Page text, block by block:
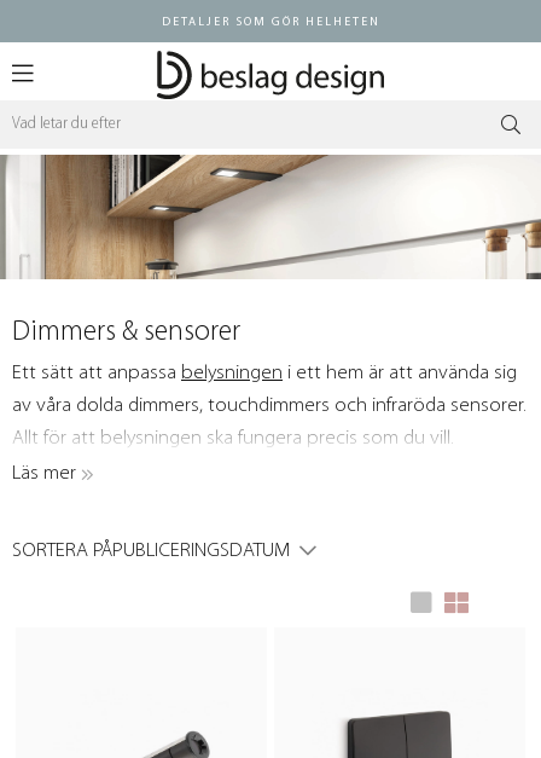
DETALJER SOM GÖR HELHETEN
Dimmers & sensorer
Ett sätt att anpassa belysningen i ett hem är att använda sig
av våra dolda dimmers, touchdimmers och infraröda sensorer.
Allt för att belysningen ska fungera precis som du vill.
Läs mer
SORTERA PÅPUBLICERINGSDATUM